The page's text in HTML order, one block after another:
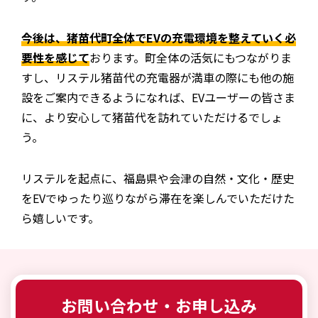
今後は、猪苗代町全体でEVの充電環境を整えていく必
要性を感じております。町全体の活気にもつながりま
すし、リステル猪苗代の充電器が満車の際にも他の施
設をご案内できるようになれば、EVユーザーの皆さま
に、より安心して猪苗代を訪れていただけるでしょ
う。
リステルを起点に、福島県や会津の自然・文化・歴史
をEVでゆったり巡りながら滞在を楽しんでいただけた
ら嬉しいです。
お問い合わせ・お申し込み